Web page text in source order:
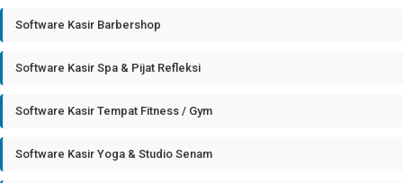
Software Kasir Barbershop
Software Kasir Spa & Pijat Refleksi
Software Kasir Tempat Fitness / Gym
Software Kasir Yoga & Studio Senam